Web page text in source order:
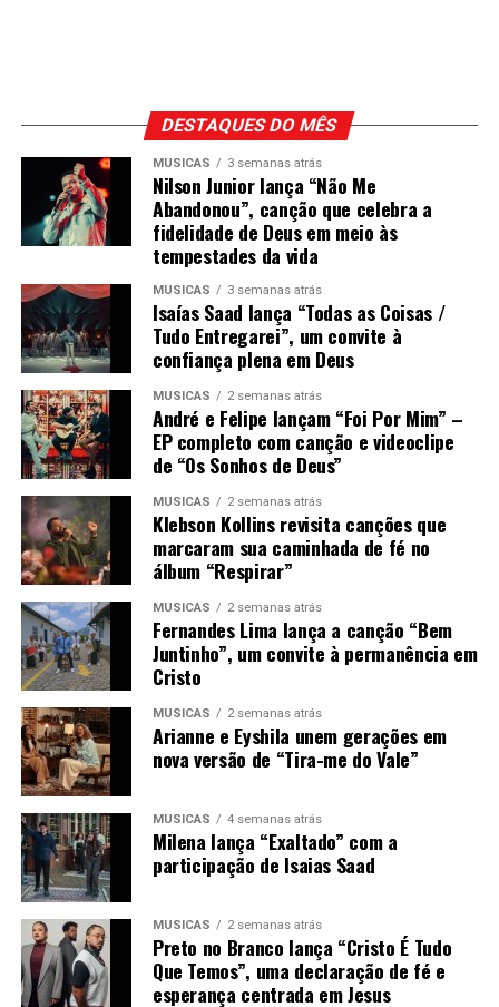
DESTAQUES DO MÊS
MÚSICAS 3 semanas atrás
Nilson Junior lança “Não Me
Abandonou”, canção que celebra a
fidelidade de Deus em meio às
tempestades da vida
MÚSICAS 3 semanas atrás
Isaías Saad lança “Todas as Coisas /
Tudo Entregarei”, um convite à
confiança plena em Deus
MÚSICAS 2 semanas atrás
André e Felipe lançam “Foi Por Mim” –
EP completo com canção e videoclipe
de “Os Sonhos de Deus”
MÚSICAS 2 semanas atrás
Klebson Kollins revisita canções que
marcaram sua caminhada de fé no
álbum “Respirar”
MÚSICAS 2 semanas atrás
Fernandes Lima lança a canção “Bem
Juntinho”, um convite à permanência em
Cristo
MÚSICAS 2 semanas atrás
Arianne e Eyshila unem gerações em
nova versão de “Tira-me do Vale”
MÚSICAS 4 semanas atrás
Milena lança “Exaltado” com a
participação de Isaias Saad
MÚSICAS 2 semanas atrás
Preto no Branco lança “Cristo É Tudo
Que Temos”, uma declaração de fé e
esperança centrada em Jesus